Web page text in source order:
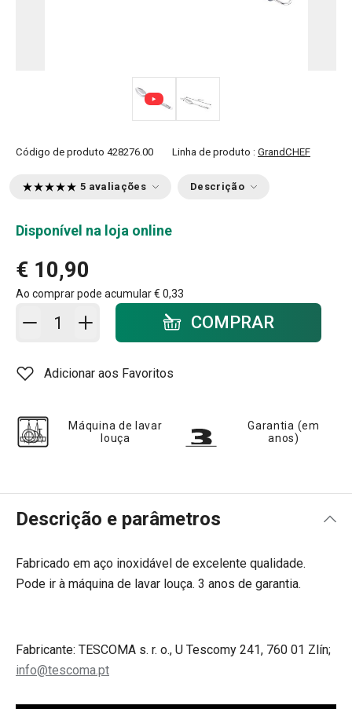
Código de produto 428276.00 Linha de produto : GrandCHEF
5 avaliações Descrição
Disponível na loja online
€ 10,90
Ao comprar pode acumular€ 0,33
Adicionar ao carrinho - quantidadeCOMPRAR
Adicionar aos Favoritos
Máquina de lavar
louça
Garantia (em
anos)
Descrição e parâmetros
Fabricado em aço inoxidável de excelente qualidade.
Pode ir à máquina de lavar louça. 3 anos de garantia.
Fabricante: TESCOMA s. r. o., U Tescomy 241, 760 01 Zlín;
info@tescoma.pt